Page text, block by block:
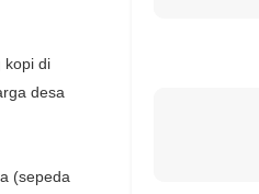
kopi di
desa
(sepeda